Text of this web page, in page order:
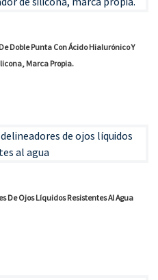
Doble Punta Con Ácido Hialurónico Y
Marca Propia.
De Ojos Líquidos Resistentes Al Agua